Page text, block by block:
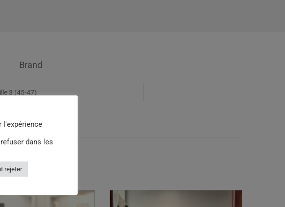
Brand
3 (45-47)
l'expérience
dans les
rejeter